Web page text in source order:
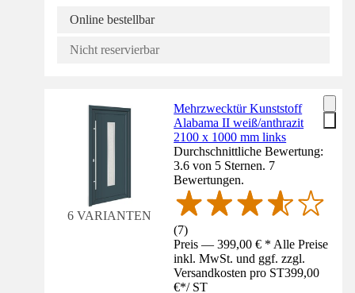
Online bestellbar
Nicht reservierbar
6 VARIANTEN
Mehrzwecktür Kunststoff
Alabama II weiß/anthrazit
2100 x 1000 mm links
Durchschnittliche Bewertung:
3.6 von 5 Sternen. 7
Bewertungen.
(7)
Preis — 399,00 € * Alle Preise
inkl. MwSt. und ggf. zzgl.
Versandkosten pro ST399,00
€*/ ST